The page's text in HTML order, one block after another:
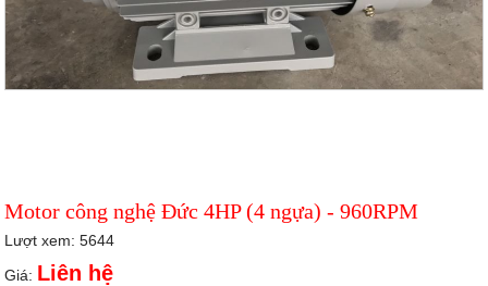
Motor công nghệ Đức 4HP (4 ngựa) - 960RPM
Lượt xem: 5644
Giá: Liên hệ